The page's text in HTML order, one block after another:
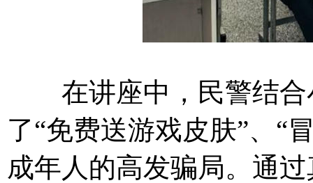
在讲座中，民警结合
了“免费送游戏皮肤”、“
成年人的高发骗局。通